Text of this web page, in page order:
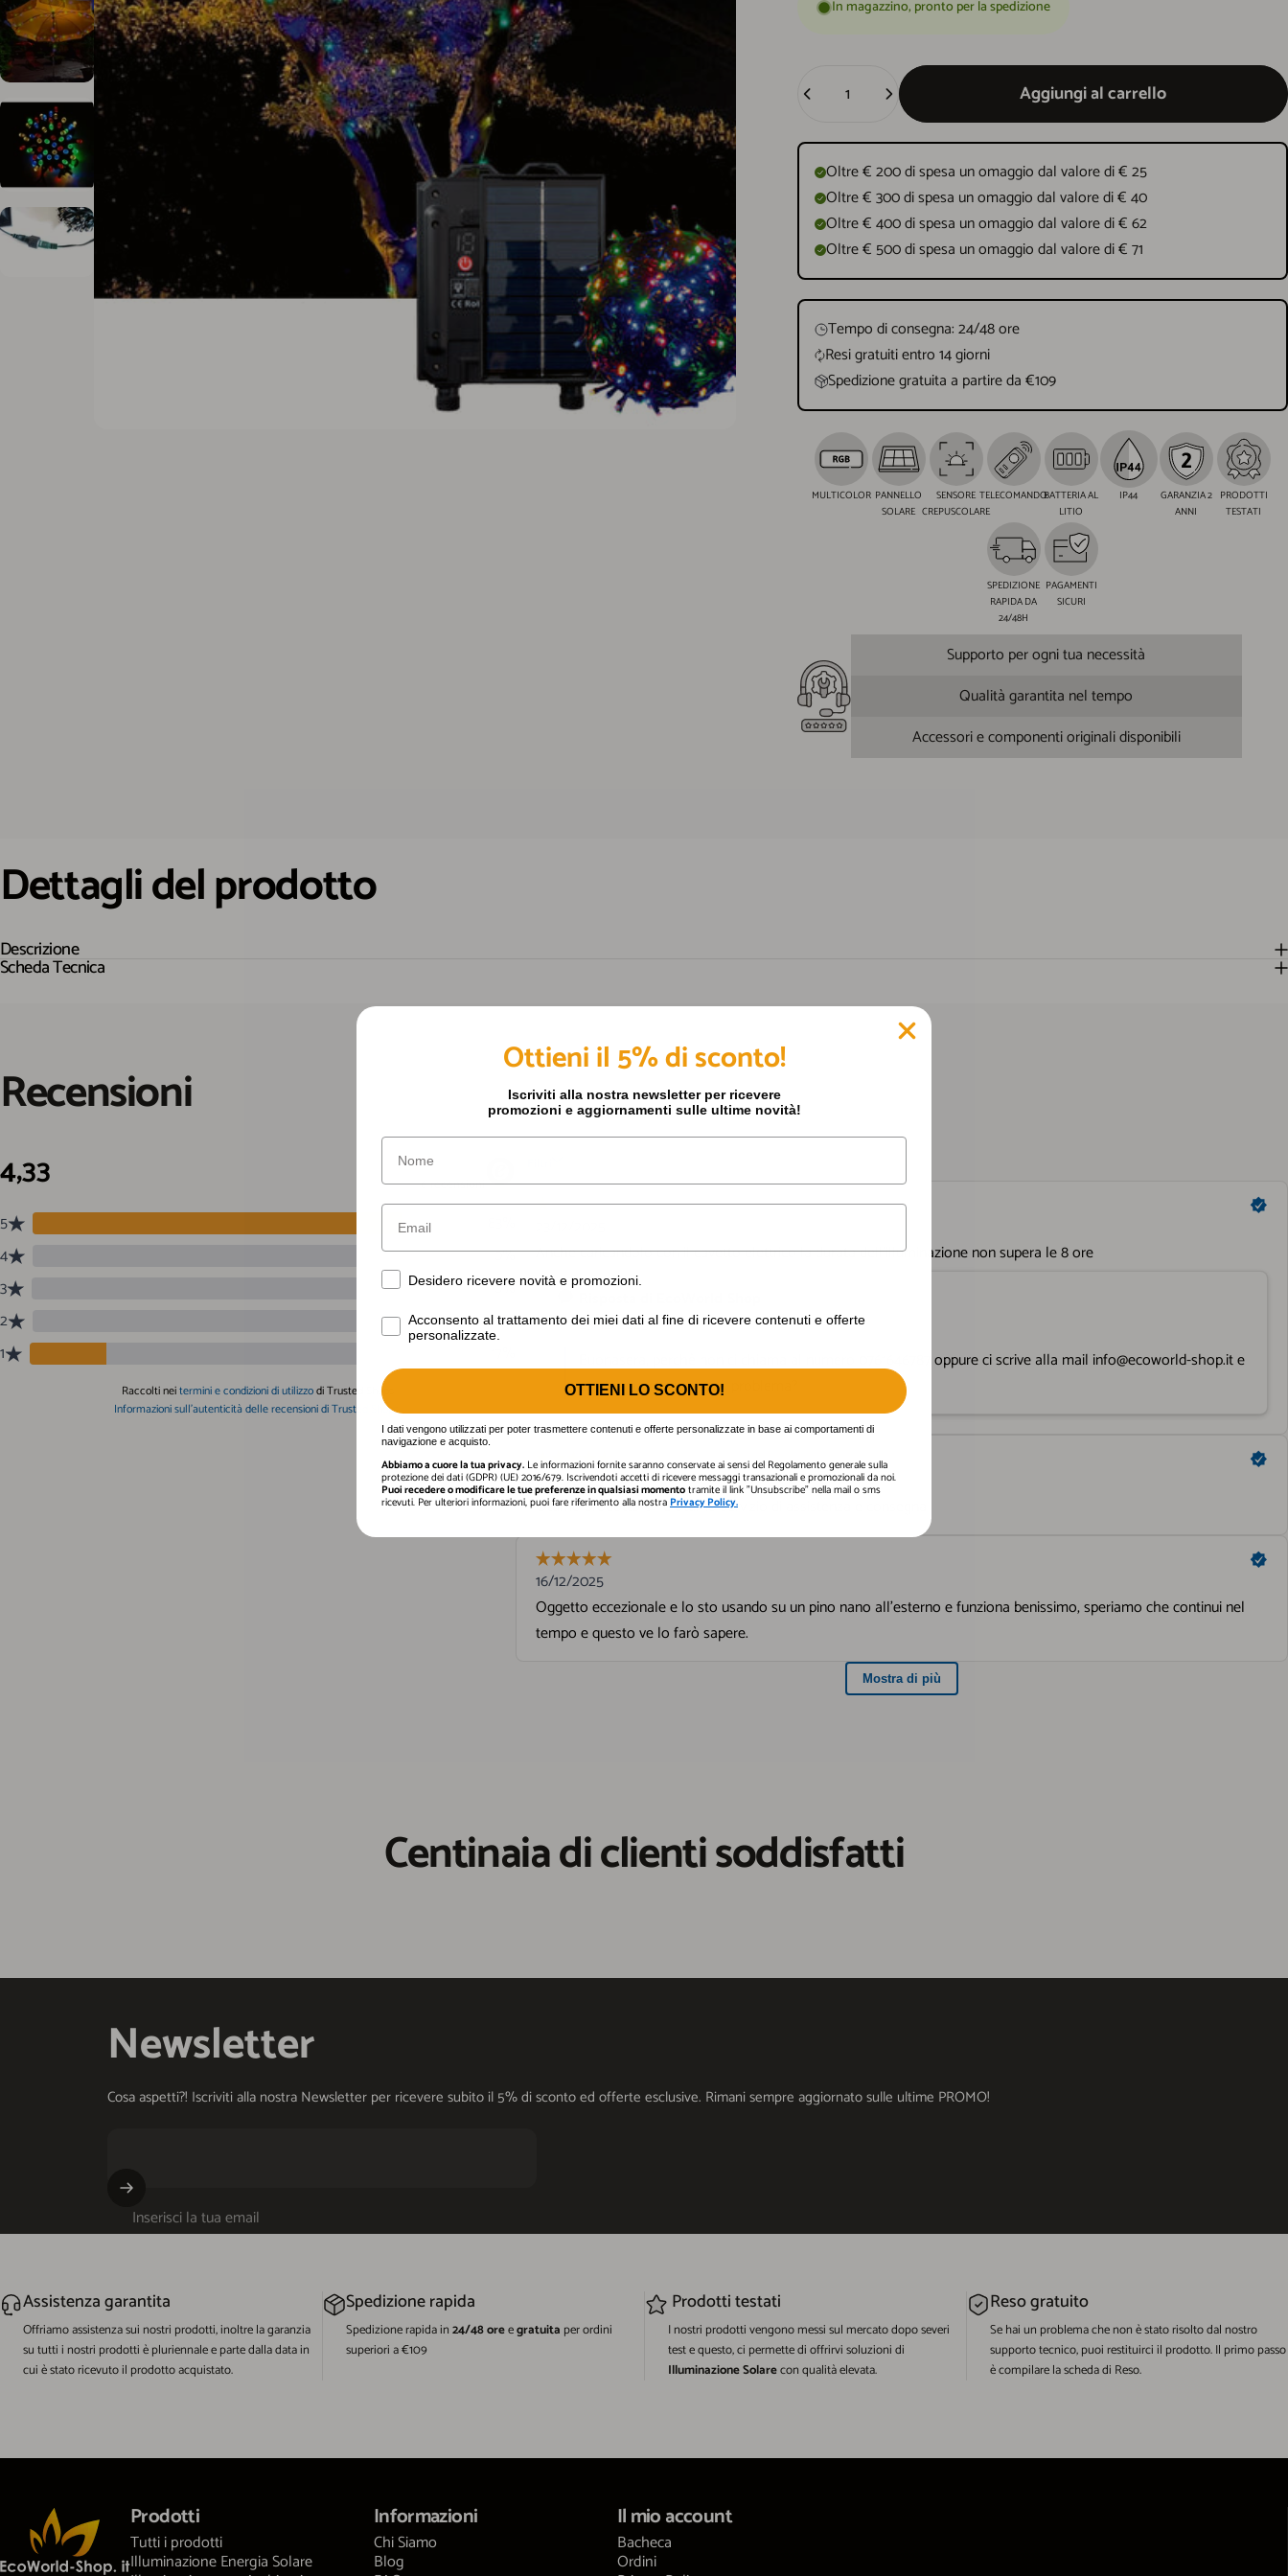
In magazzino, pronto per la spedizione
Aggiungi al carrello
Oltre € 200 di spesa un omaggio dal valore di € 25
Oltre € 300 di spesa un omaggio dal valore di € 40
Oltre € 400 di spesa un omaggio dal valore di € 62
Oltre € 500 di spesa un omaggio dal valore di € 71
Tempo di consegna: 24/48 ore
Resi gratuiti entro 14 giorni
Spedizione gratuita a partire da €109
MULTICOLOR PANNELLO
SOLARE
SENSORE
CREPUSCOLARE
TELECOMANDOBATTERIA AL
LITIO
IP44
GARANZIA 2
ANNI
PRODOTTI
TESTATI
SPEDIZIONE
RAPIDA DA
24/48H
PAGAMENTI
SICURI
Supporto per ogni tua necessità
Qualità garantita nel tempo
Accessori e componenti originali disponibili
Dettaglidelprodotto
Descrizione
Scheda Tecnica
Recensioni
Centinaia di clienti soddisfatti
Newsletter
Cosa aspetti?! Iscriviti alla nostra Newsletter per ricevere subito il 5% di sconto ed offerte esclusive. Rimani sempre aggiornato sulle ultime PROMO!
Inserisci la tua email
Assistenza garantita
Offriamo assistenza sui nostri prodotti, inoltre la garanzia
su tutti i nostri prodotti è pluriennale e parte dalla data in
cui è stato ricevuto il prodotto acquistato.
Spedizione rapida
Spedizione rapida in24/48 oreegratuita per ordini
superiori a €109
Prodotti testati
I nostri prodotti vengono messi sul mercato dopo severi
test e questo, ci permette di offrirvi soluzioni di
Illuminazione Solarecon qualità elevata.
Reso gratuito
Se hai un problema che non è stato risolto dal nostro
supporto tecnico, puoi restituirci il prodotto. Il primo passo
è compilare la scheda di Reso.
EcoWorld-Shop Prodotti
Tutti i prodotti
Illuminazione Energia Solare
Informazioni
Chi Siamo
Blog
Il mio account
Bacheca
Ordini
Ottieni il 5% di sconto!
Iscriviti alla nostra newsletter per ricevere
promozioni e aggiornamenti sulle ultime novità!
Nome
Email
Desidero ricevere novità e promozioni.
Desidero ricevere novità e promozioni.
Acconsento al trattamento dei miei dati al fine di ricevere contenuti e offerte personalizzate.
Acconsento al trattamento dei miei dati al fine di ricevere contenuti e offerte
personalizzate.
OTTIENI LO SCONTO!
I dati vengono utilizzati per poter trasmettere contenuti e offerte personalizzate in base ai comportamenti di
navigazione e acquisto.
Abbiamo a cuore la tua privacy. Le informazioni fornite saranno conservate ai sensi del Regolamento generale sulla
protezione dei dati (GDPR) (UE) 2016/679. Iscrivendoti accetti di ricevere messaggi transazionali e promozionali da noi.
Puoi recedere o modificare le tue preferenze in qualsiasi momentotramite il link "Unsubscribe" nella mail o sms
ricevuti. Per ulteriori informazioni, puoi fare riferimento alla nostra Privacy Policy.